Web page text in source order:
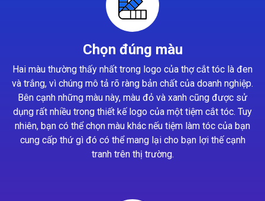
Chọn đúng màu
Hai màu thường thấy nhất trong logo của thợ cắt tóc là đen
và trắng, vì chúng mô tả rõ ràng bản chất của doanh nghiệp.
Bên cạnh những màu này, màu đỏ và xanh cũng được sử
dụng rất nhiều trong thiết kế logo của một tiệm cắt tóc. Tuy
nhiên, bạn có thể chọn màu khác nếu tiệm làm tóc của bạn
cung cấp thứ gì đó có thể mang lại cho bạn lợi thế cạnh
tranh trên thị trường.